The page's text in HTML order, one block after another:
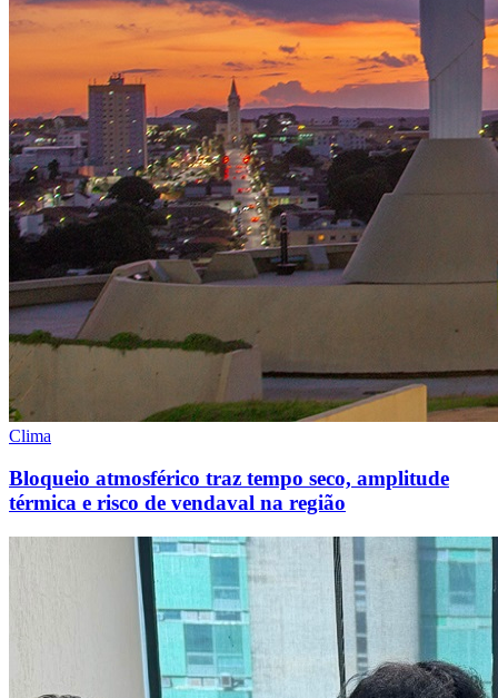
Clima
Bloqueio atmosférico traz tempo seco, amplitude
térmica e risco de vendaval na região